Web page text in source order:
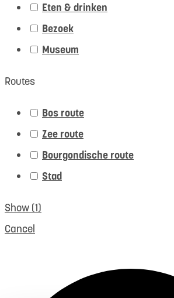
Eten & drinken
Bezoek
Museum
Routes
Bos route
Zee route
Bourgondische route
Stad
Show (1)
Cancel